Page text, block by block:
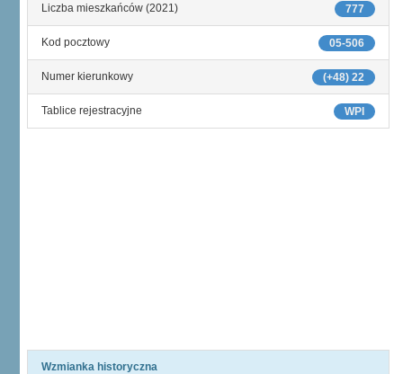
777
Liczba mieszkańców (2021)
05-506
Kod pocztowy
(+48) 22
Numer kierunkowy
WPI
Tablice rejestracyjne
Wzmianka historyczna